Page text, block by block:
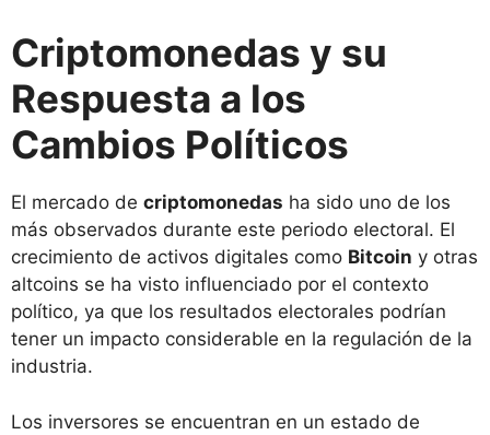
Criptomonedas y su
Respuesta a los
Cambios Políticos
El mercado de criptomonedas ha sido uno de los
más observados durante este periodo electoral. El
crecimiento de activos digitales como Bitcoin y otras
altcoins se ha visto influenciado por el contexto
político, ya que los resultados electorales podrían
tener un impacto considerable en la regulación de la
industria.
Los inversores se encuentran en un estado de